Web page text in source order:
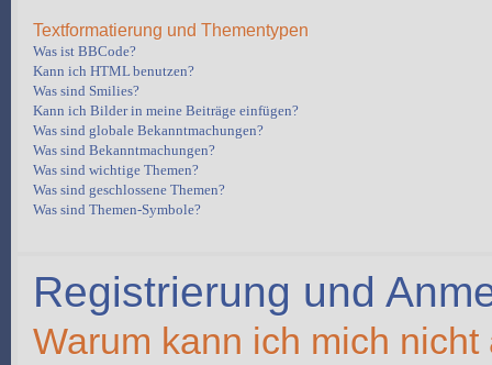
Textformatierung und Thementypen
Was ist BBCode?
Kann ich HTML benutzen?
Was sind Smilies?
Kann ich Bilder in meine Beiträge einfügen?
Was sind globale Bekanntmachungen?
Was sind Bekanntmachungen?
Was sind wichtige Themen?
Was sind geschlossene Themen?
Was sind Themen-Symbole?
Registrierung und
Warum kann ich mich nicht